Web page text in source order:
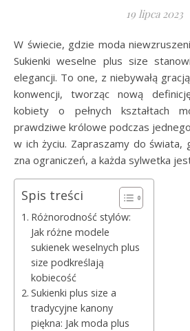
19 lipca 2023
W świecie, gdzie moda niewzruszenie celebruje smukłość,
Sukienki weselne plus size
elegancji. To one, z niebywałą
konwencji, tworząc nową
kobiety o pełnych kształtach
prawdziwe królowe podczas
w ich życiu. Zapraszamy do świata,
zna ograniczeń, a każda sylwetka
Spis treści
Różnorodność stylów:
Jak różne modele
sukienek weselnych plus
size podkreślają
kobiecość
Sukienki plus size a
tradycyjne kanony
piękna: Jak moda plus